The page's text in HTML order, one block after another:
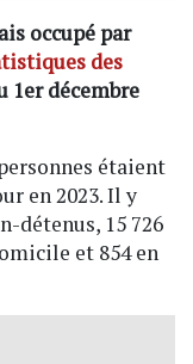
occupé par
des
1er décembre
étaient
en 2023. Il y
détenus, 15 726
et 854 en